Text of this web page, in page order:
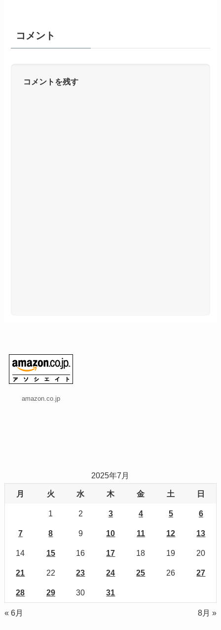
コメント
コメントを残す
amazon.co.jp
2025年7月
月 火 水 木 金 土 日
1 2 3 4 5 6
7 8 9 10 11 12 13
14 15 16 17 18 19 20
21 22 23 24 25 26 27
28 29 30 31
« 6月 8月 »